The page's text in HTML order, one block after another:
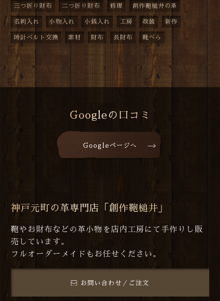
三つ折り財布 二つ折り財布 修理 創作鞄槌井の革
名刺入れ 小物入れ 小銭入れ 工房 改装 新作
時計ベルト交換 素材 財布 長財布 靴べら
Googleの口コミ
Googleページへ
神戸元町の革専門店「創作鞄槌井」
鞄やお財布などの革小物を店内工房にて手作りし販
売しています。
フルオーダーメイドもお任せください。
お問い合わせ／ご注文